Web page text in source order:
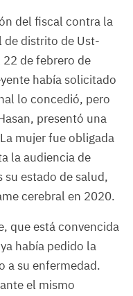
del fiscal contra la
de distrito de Ust-
de febrero de
había solicitado
lo concedió, pero
presentó una
mujer fue obligada
la audiencia de
su estado de salud,
cerebral en 2020.
que está convencida
había pedido la
a su enfermedad.
el mismo